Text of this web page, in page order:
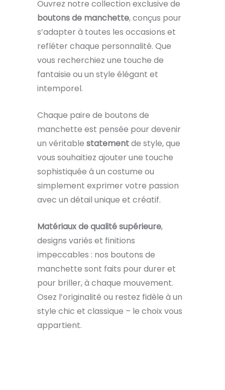
Ouvrez notre collection exclusive de
boutons de manchette, conçus pour
s’adapter à toutes les occasions et
refléter chaque personnalité. Que
vous recherchiez une touche de
fantaisie ou un style élégant et
intemporel.
Chaque paire de boutons de
manchette est pensée pour devenir
un véritable statementde style, que
vous souhaitiez ajouter une touche
sophistiquée à un costume ou
simplement exprimer votre passion
avec un détail unique et créatif.
Matériaux de qualité supérieure,
designs variés et finitions
impeccables : nos boutons de
manchette sont faits pour durer et
pour briller, à chaque mouvement.
Osez l’originalité ou restez fidèle à un
style chic et classique – le choix vous
appartient.